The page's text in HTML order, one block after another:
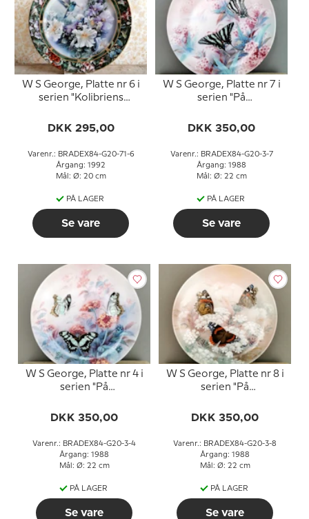
W S George, Platte nr 6 i
serien "Kolibriens
DKK 295,00
Varenr.: BRADEX84-G20-71-6
Årgang: 1992
Mål: Ø: 20 cm
PÅ LAGER
Se vare
W S George, Platte nr 7 i
serien "På
Vinger"
DKK 350,00
Varenr.: BRADEX84-G20-3-7
Årgang: 1988
Mål: Ø: 22 cm
PÅ LAGER
Se vare
W S George, Platte nr 4 i
serien "På
Vinger"
DKK 350,00
Varenr.: BRADEX84-G20-3-4
Årgang: 1988
Mål: Ø: 22 cm
PÅ LAGER
Se vare
W S George, Platte nr 8 i
serien "På
Vinger"
DKK 350,00
Varenr.: BRADEX84-G20-3-8
Årgang: 1988
Mål: Ø: 22 cm
PÅ LAGER
Se vare